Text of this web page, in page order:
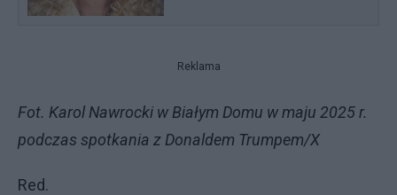
Reklama
Fot. Karol Nawrocki w Białym Domu w maju 2025 r.
podczas spotkania z Donaldem Trumpem/X
Red.